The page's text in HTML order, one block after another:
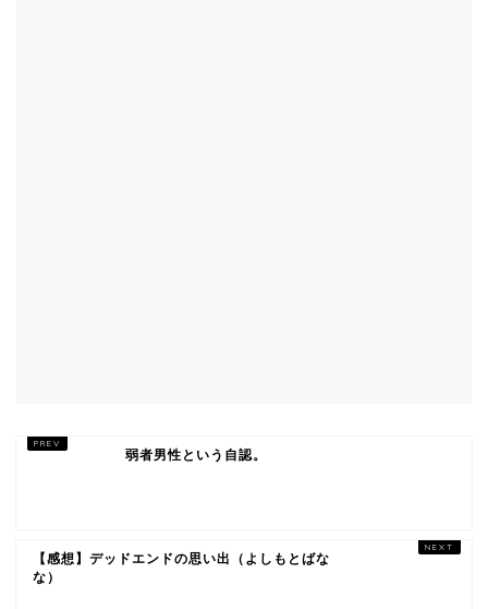
弱者男性という自認。
【感想】デッドエンドの思い出（よしもとばな
な）